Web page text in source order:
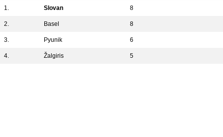
1. Slovan 8
2. Basel 8
3. Pyunik 6
4. Žalgiris 5